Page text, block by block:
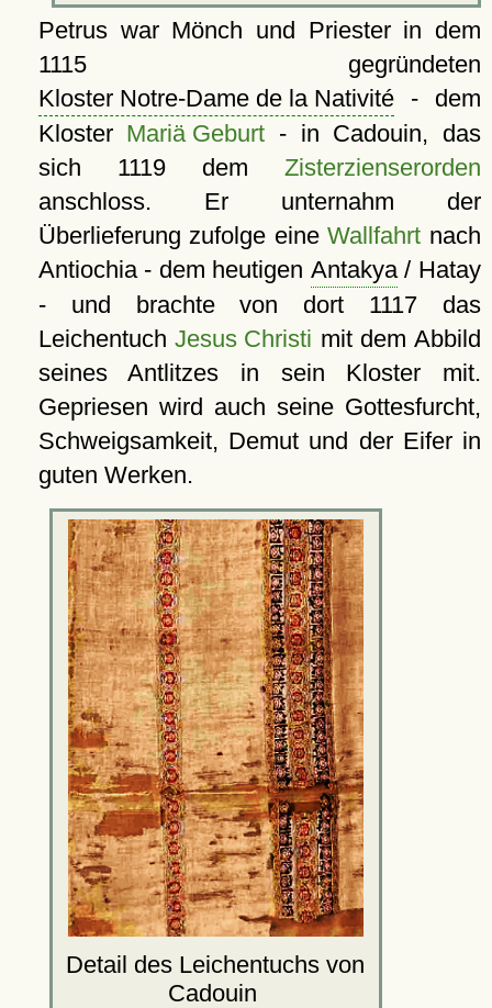
Petrus war Mönch und Priester in dem
1115 gegründeten
Kloster Notre-Dame de la Nativité- dem
Kloster Mariä Geburt - in Cadouin, das
sich 1119 dem Zisterzienserorden
anschloss. Er unternahm der
Überlieferung zufolge eineWallfahrt nach
Antiochia - dem heutigen Antakya/ Hatay
- und brachte von dort 1117 das
LeichentuchJesus Christi mit dem Abbild
seines Antlitzes in sein Kloster mit.
Gepriesen wird auch seine Gottesfurcht,
Schweigsamkeit, Demut und der Eifer in
guten Werken.
Detail des Leichentuchs von
Cadouin